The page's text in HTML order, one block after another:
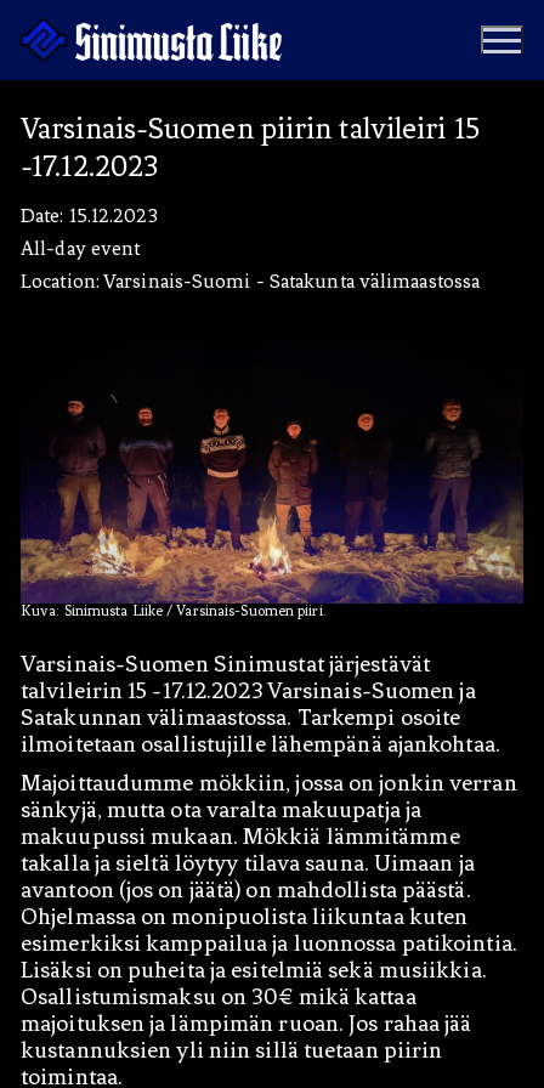
Hyppää
sisältöön
Tapahtumat
Materiaalipankki
Vaalit
Artikkelit
Uutiset
Blogit
Kauppa
Hae:
Varsinais-Suomen piirin talvileiri 15
-17.12.2023
Date: 15.12.2023
All-day event
Location: Varsinais-Suomi - Satakunta välimaastossa
Kuva: Sinimusta Liike / Varsinais-Suomen piiri.
Varsinais-Suomen Sinimustat järjestävät
talvileirin 15 -17.12.2023 Varsinais-Suomen ja
Satakunnan välimaastossa. Tarkempi osoite
ilmoitetaan osallistujille lähempänä ajankohtaa.
Majoittaudumme mökkiin, jossa on jonkin verran
sänkyjä, mutta ota varalta makuupatja ja
makuupussi mukaan. Mökkiä lämmitämme
takalla ja sieltä löytyy tilava sauna. Uimaan ja
avantoon (jos on jäätä) on mahdollista päästä.
Ohjelmassa on monipuolista liikuntaa kuten
esimerkiksi kamppailua ja luonnossa patikointia.
Lisäksi on puheita ja esitelmiä sekä musiikkia.
Osallistumismaksu on 30€ mikä kattaa
majoituksen ja lämpimän ruoan. Jos rahaa jää
kustannuksien yli niin sillä tuetaan piirin
toimintaa.